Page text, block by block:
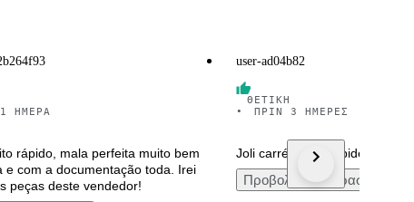
ΗΜΈΡΑ
rápido, mala perfeita muito bem
e com a documentação toda. Irei
peças deste vendedor!
user-ad04b82
ΘΕΤΙΚΉ
•
ΠΡΙΝ 3 ΗΜΈΡΕΣ
Joli carré arrivé rapidement
Προβολή μετάφρασης